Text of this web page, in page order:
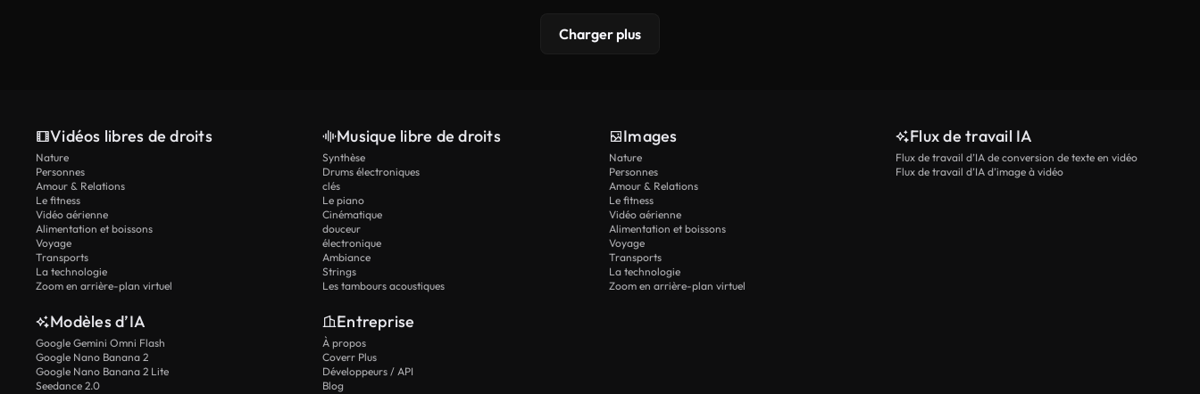
Charger plus
Vidéos libres de droits
Nature
Personnes
Amour & Relations
Le fitness
Vidéo aérienne
Alimentation et boissons
Voyage
Transports
La technologie
Zoom en arrière-plan virtuel
Musique libre de droits
Synthèse
Drums électroniques
clés
Le piano
Cinématique
douceur
électronique
Ambiance
Strings
Les tambours acoustiques
Images
Nature
Personnes
Amour & Relations
Le fitness
Vidéo aérienne
Alimentation et boissons
Voyage
Transports
La technologie
Zoom en arrière-plan virtuel
Flux de travail IA
Flux de travail d’IA de conversion de texte en vidéo
Flux de travail d’IA d’image à vidéo
Modèles d’IA
Google Gemini Omni Flash
Google Nano Banana 2
Google Nano Banana 2 Lite
Seedance 2.0
Entreprise
À propos
Coverr Plus
Développeurs / API
Blog